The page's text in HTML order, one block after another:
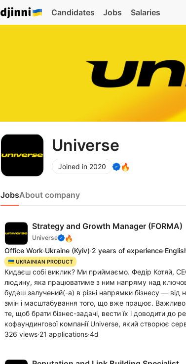
Candidates Jobs Salaries
Universe
Joined in 2020 🔥
JobsAbout company
Strategy and Growth Manager (FORMA)
Universe 🔥
Office Work·Ukraine (Kyiv)·2 years of experience·
🇺🇦 UKRAINIAN PRODUCT
Кидаєш собі виклик? Ми приймаємо. Федір Котяй,
людину, яка працюватиме з ним напряму над
будеш залучений(-а) в різні напрямки бізнесу — від
змін і масштабування того, що вже працює.
те, щоб брати бізнес-задачі, вести їх і доводити до
кофаундингової компанії Universe, який створює
326 views·21 applications·4d